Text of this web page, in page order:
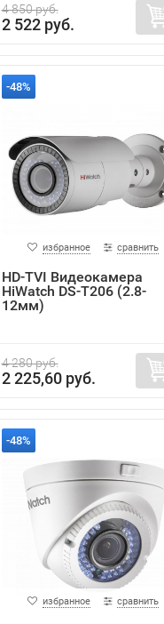
4 850 руб.
2 522 руб.
-48%
избранное сравнить
HD-TVI Видеокамера
HiWatch DS-T206 (2.8-
12мм)
4 280 руб.
2 225,60 руб.
-48%
избранное сравнить